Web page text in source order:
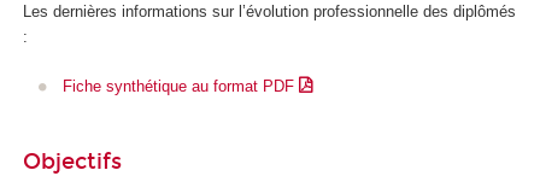
Les dernières informations sur l’évolution professionnelle des diplômés
:
Fiche synthétique au format PDF
Objectifs